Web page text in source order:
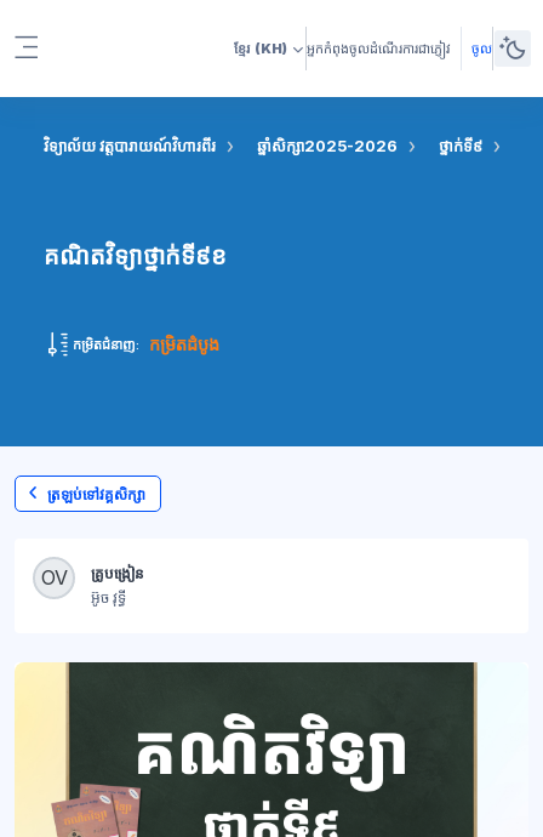
ខ្មែរ (KH) អ្នកកំពុងចូលដំណើរការជាភ្ញៀវ ចូល
វិទ្យាល័យ វត្តបារាយណ៍វិហារពីរ ឆ្នាំសិក្សា2025-2026 ថ្នាក់ទី៩
គណិតវិទ្យាថ្នាក់ទី៩ខ
កម្រិតជំនាញ: កម្រិតដំបូង
ត្រឡប់ទៅវគ្គសិក្សា
ប្លុក OV
គ្រូបង្រៀន
អ៊ូច វុទ្ធី